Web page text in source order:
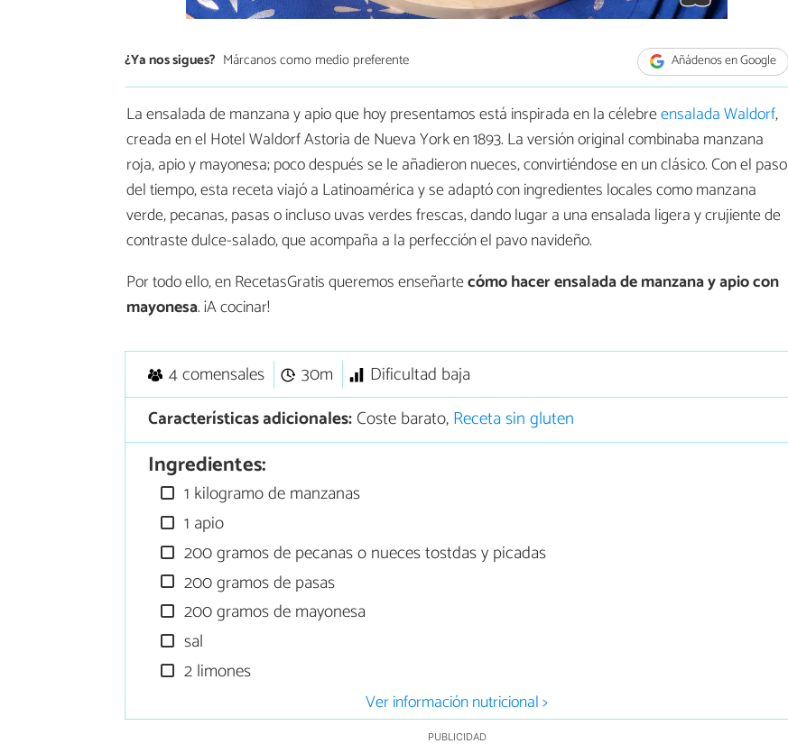
¿Ya nos sigues? Márcanos como medio preferente Añádenos en Google
La ensalada de manzana y apio que hoy presentamos está inspirada en la célebreensalada Waldorf,
creada en el Hotel Waldorf Astoria de Nueva York en 1893. La versión original combinaba manzana
roja, apio y mayonesa; poco después se le añadieron nueces, convirtiéndose en un clásico. Con el paso
del tiempo, esta receta viajó a Latinoamérica y se adaptó con ingredientes locales como manzana
verde, pecanas, pasas o incluso uvas verdes frescas, dando lugar a una ensalada ligera y crujiente de
contraste dulce-salado, que acompaña a la perfección el pavo navideño.
Por todo ello, en RecetasGratis queremos enseñartecómo hacerensalada de manzana y apio con
mayonesa. ¡A cocinar!
4 comensales 30m
Dificultad baja
Características adicionales:Coste barato,Receta sin gluten
Ingredientes:
1 kilogramo de manzanas
1 apio
200 gramos de pecanas o nueces tostdas y picadas
200 gramos de pasas
200 gramos de mayonesa
sal
2 limones
Ver información nutricional >